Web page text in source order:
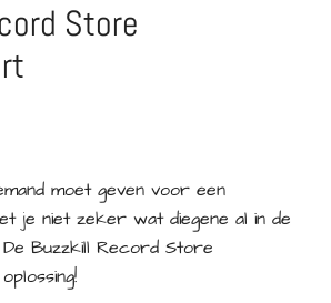
Store
moet geven voor een
je niet zeker wat diegene al in de
Buzzkill Record Store